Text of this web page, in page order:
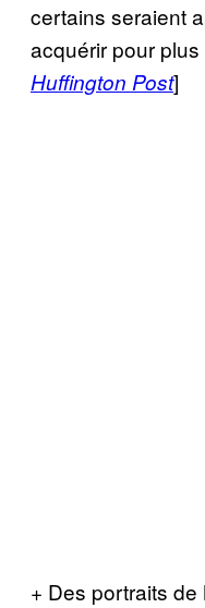
certains seraient
acquérir pour
Huffington Post]
+ Des portraits